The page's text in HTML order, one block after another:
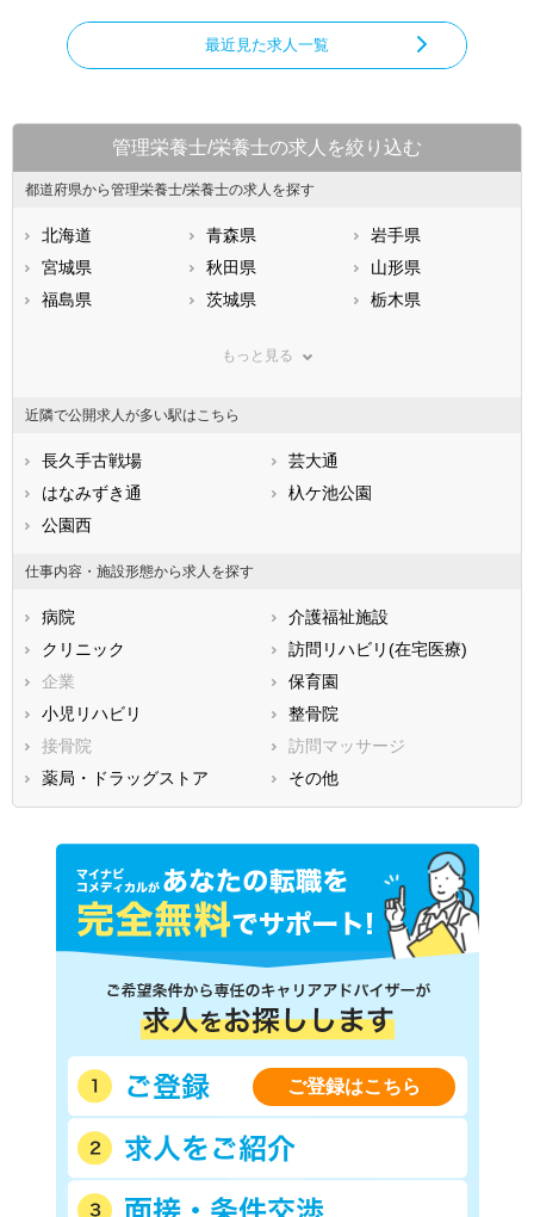
最近見た求人一覧
管理栄養士/栄養士の求人を絞り込む
都道府県から管理栄養士/栄養士の求人を探す
北海道 青森県
岩手県
宮城県
秋田県
山形県
福島県
茨城県
栃木県
神奈川県
石川県
福井県
静岡県
滋賀県
兵庫県
香川県
高知県
福岡県
長崎県
熊本県
鹿児島県
もっと見る
近隣で公開求人が多い駅はこちら
長久手古戦場
芸大通
はなみずき通
杁ケ池公園
公園西
仕事内容・施設形態から求人を探す
病院
介護福祉施設
クリニック
訪問リハビリ(在宅医療)
企業
保育園
小児リハビリ
整骨院
接骨院
訪問マッサージ
薬局・ドラッグストア
その他
ご登録はこちら